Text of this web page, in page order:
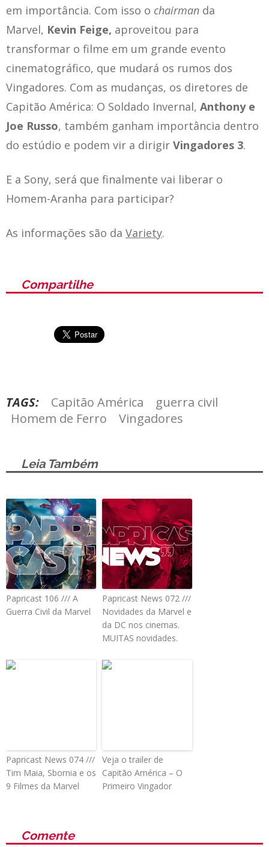
em importância. Com isso o chairman da
Marvel, Kevin Feige, aproveitou para
transformar o filme em um grande evento
cinematográfico, que mudará os rumos dos
Vingadores. Com as mudanças, os diretores de
Capitão América: O Soldado Invernal, Anthony e
Joe Russo, também ganham importância dentro
do estúdio e podem vir a dirigir Vingadores 3.
E a Sony, será que finalmente vai liberar o
Homem-Aranha para participar?
As informações são da Variety.
Compartilhe
TAGS: Capitão América
guerra civil
Homem de Ferro
Vingadores
Leia Também
Papricast 106 /// A
Guerra Civil da Marvel
Papricast News 072 ///
Novidades da Marvel e
da DC nos cinemas.
MUITAS novidades.
Papricast News 074 ///
Tim Maia, Sbornia e os
9 Filmes da Marvel
Veja o trailer de
Capitão América – O
Primeiro Vingador
Comente